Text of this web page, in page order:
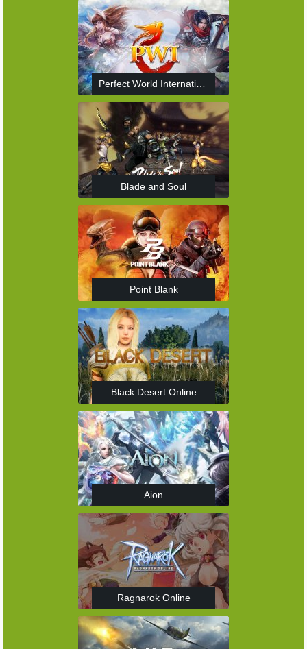
Blade and Soul
Point Blank
Black Desert Online
Aion
Ragnarok Online